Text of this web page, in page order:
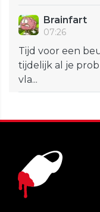
Brainfart
07:26
Tijd voor een
tijdelijk al je
vla...